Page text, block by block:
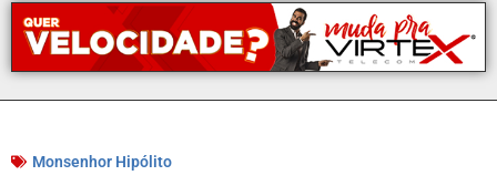
Monsenhor Hipólito